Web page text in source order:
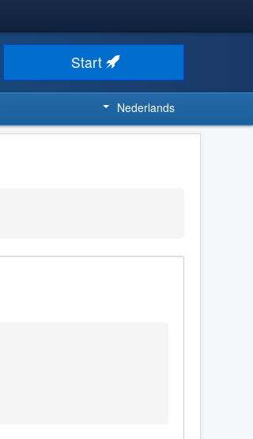
Start
Nederlands